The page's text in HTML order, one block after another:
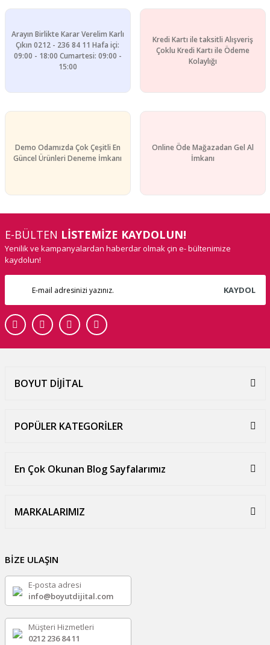
Arayın Birlikte Karar Verelim Karlı
Çıkın 0212 - 236 84 11 Hafa içi:
09:00 - 18:00 Cumartesi: 09:00 -
15:00
Kredi Kartı ile taksitli Alışveriş
Çoklu Kredi Kartı ile Ödeme
Kolaylığı
Demo Odamızda Çok Çeşitli En
Güncel Ürünleri Deneme İmkanı
Online Öde Mağazadan Gel Al
İmkanı
E-BÜLTEN LİSTEMİZE KAYDOLUN!
Yenilik ve kampanyalardan haberdar olmak çin e- bültenimize
kaydolun!
KAYDOL
BOYUT DİJİTAL
POPÜLER KATEGORİLER
En Çok Okunan Blog Sayfalarımız
MARKALARIMIZ
BİZE ULAŞIN
E-posta adresi
info@boyutdijital.com
Müşteri Hizmetleri
0212 236 84 11